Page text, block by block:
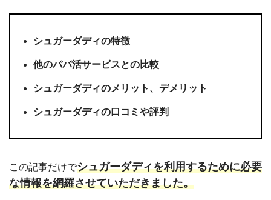
シュガーダディの特徴
他のパパ活サービスとの比較
シュガーダディのメリット、デメリット
シュガーダディの口コミや評判
この記事だけでシュガーダディを利用するために必要
な情報を網羅させていただきました。